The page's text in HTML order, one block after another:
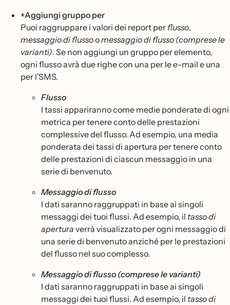
+Aggiungi gruppo per
Puoi raggruppare i valori dei report per flusso,
messaggio di flussoomessaggio di flusso (comprese le
varianti). Se non aggiungi un gruppo per elemento,
ogni flusso avrà due righe con una per le e-mail e una
per l'SMS.
Flusso
I tassi appariranno come medie ponderate di ogni
metrica per tenere conto delle prestazioni
complessive del flusso. Ad esempio, una media
ponderata dei tassi di apertura per tenere conto
delle prestazioni di ciascun messaggio in una
serie di benvenuto.
Messaggio di flusso
I dati saranno raggruppati in base ai singoli
messaggi dei tuoi flussi. Ad esempio, il tasso di
apertura verrà visualizzato per ogni messaggio di
una serie di benvenuto anziché per le prestazioni
del flusso nel suo complesso.
Messaggio di flusso (comprese le varianti)
I dati saranno raggruppati in base ai singoli
messaggi dei tuoi flussi. Ad esempio, il tasso di